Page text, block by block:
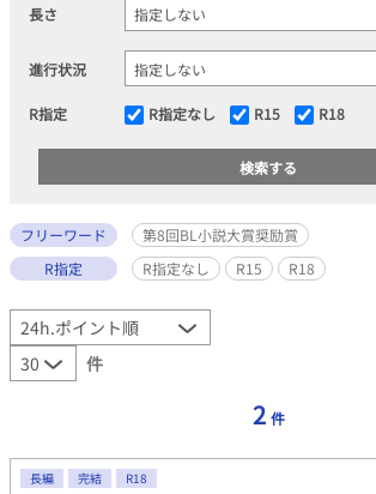
長さ
進行状況
R指定 R指定なし R15 R18
フリーワード
第8回BL小説大賞奨励賞
R指定
R指定なし R15 R18
件
2 件
長編 完結 R18